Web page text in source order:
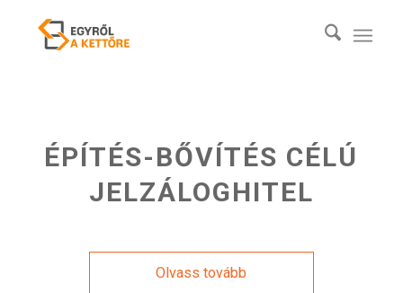
ÉPÍTÉS-BŐVÍTÉS CÉLÚ
JELZÁLOGHITEL
Olvass tovább